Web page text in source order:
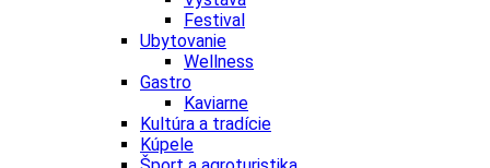
Festival
Ubytovanie
Wellness
Gastro
Kaviarne
Kultúra a tradície
Kúpele